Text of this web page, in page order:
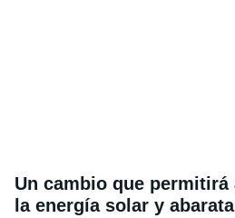
Un cambio que permitirá
la energía solar y